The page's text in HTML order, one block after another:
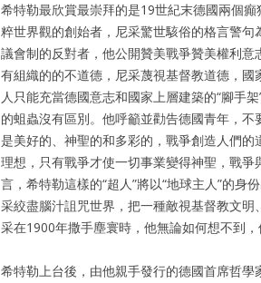
希特勒最欣賞最崇拜的是19世紀末德國兩個
粹世界觀的創始者，尼采驚世駭俗的格言警
議會制的反對者，他公開贊美戰爭贊美權利
有組織的的不道德，尼采蔑視基督教道德，
人只能充當德國意志和國家上層建築的“腳手
的蛆蟲沒有區別。他呼籲並勸告德國青年，
是美好的、神聖的和多彩的，戰爭創造人們
理想，只有戰爭才使一切事業變得神聖，戰
言，希特勒這樣的“超人”將以“地球主人”的
采絞盡腦汁詛咒世界，把一種敵視基督教文
采在1900年撒手塵寰時，他無論如何想不到，
希特勒上台後，由他親手發行的德國首席哲